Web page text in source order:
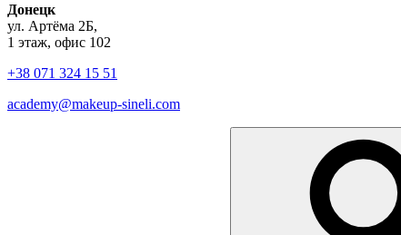
Донецк
ул. Артёма 2Б,
1 этаж, офис 102
+38 071 324 15 51
academy@makeup-sineli.com